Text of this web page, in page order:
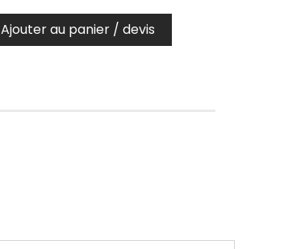
Ajouter au panier / devis